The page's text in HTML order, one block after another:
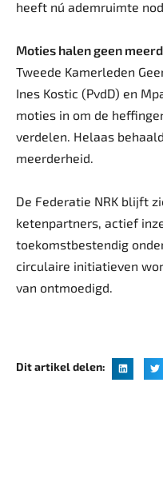
heeft nú ademruimte
Moties halen geen
Tweede Kamerleden
Ines Kostic (PvdD) en
moties in om de
verdelen. Helaas
meerderheid.
De Federatie NRK blijft
ketenpartners, actief
toekomstbestendig
circulaire initiatieven
van ontmoedigd.
Dit artikel delen: